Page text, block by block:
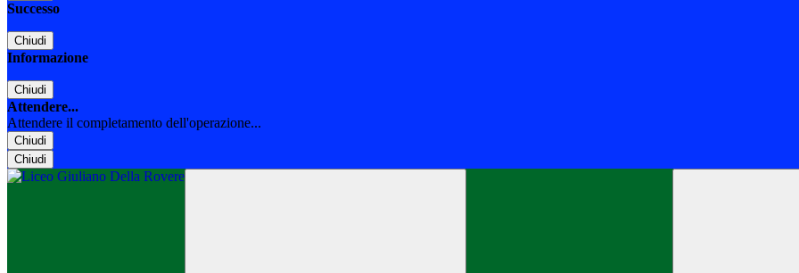
Successo
Chiudi
Informazione
Chiudi
Attendere...
Attendere il completamento dell'operazione...
Chiudi
Chiudi